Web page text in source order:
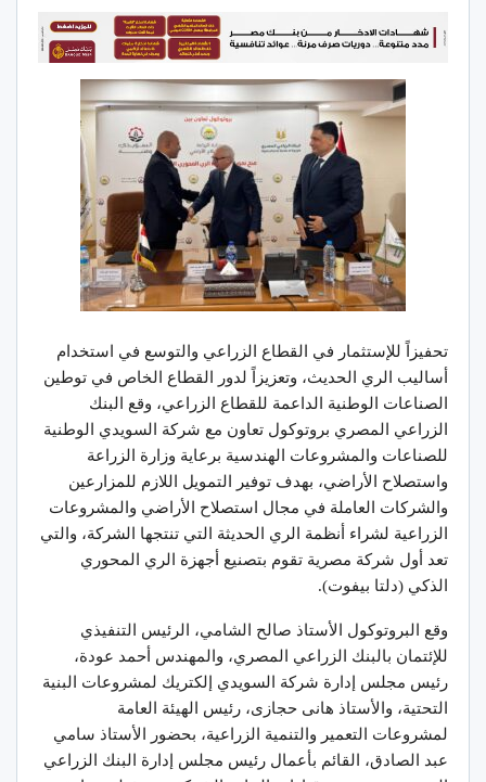
تحفيزاً للإستثمار في القطاع الزراعي والتوسع في استخدام
أساليب الري الحديث، وتعزيزاً لدور القطاع الخاص في توطين
الصناعات الوطنية الداعمة للقطاع الزراعي، وقع البنك
الزراعي المصري بروتوكول تعاون مع شركة السويدي الوطنية
للصناعات والمشروعات الهندسية برعاية وزارة الزراعة
واستصلاح الأراضي، بهدف توفير التمويل اللازم للمزارعين
والشركات العاملة في مجال استصلاح الأراضي والمشروعات
الزراعية لشراء أنظمة الري الحديثة التي تنتجها الشركة، والتي
تعد أول شركة مصرية تقوم بتصنيع أجهزة الري المحوري
الذكي (دلتا بيفوت).
وقع البروتوكول الأستاذ صالح الشامي، الرئيس التنفيذي
للإئتمان بالبنك الزراعي المصري، والمهندس أحمد عودة،
رئيس مجلس إدارة شركة السويدي إلكتريك لمشروعات البنية
التحتية، والأستاذ هانى حجازى، رئيس الهيئة العامة
لمشروعات التعمير والتنمية الزراعية، بحضور الأستاذ سامي
عبد الصادق، القائم بأعمال رئيس مجلس إدارة البنك الزراعي